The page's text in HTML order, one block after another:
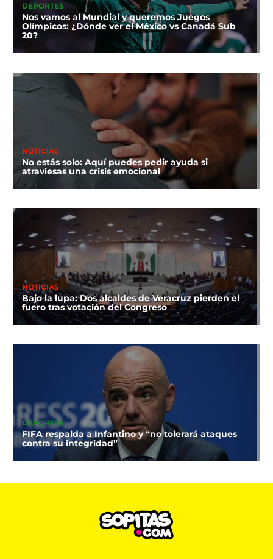
DEPORTES
Nos vamos al Mundial y queremos Juegos
Olímpicos: ¿Dónde ver el México vs Canadá Sub
20?
NOTICIAS
No estás solo: Aquí puedes pedir ayuda si
atraviesas una crisis emocional
NOTICIAS
Bajo la lupa: Dos alcaldes de Veracruz pierden el
fuero tras votación del Congreso
DEPORTES
FIFA respalda a Infantino y “no tolerará ataques
contra su integridad”